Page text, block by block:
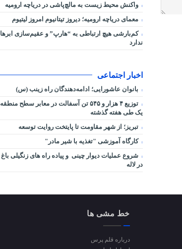
واکنش محیط زیست به مالچ‌پاشی در دریاچه ارومیه
معمای دریاچه ارومیه؛ دیروز تیتانیوم امروز لیتیوم
کم‌بارشی هیچ ارتباطی به “هارپ” و عقیم‌سازی ابرها
ندارد
اخبار اجتماعی
بانوان عاشورایی؛ ادامه‌دهندگان راه زینب (س)
توزیع ۴ هزار و ۵۴۵ تن آسفالت در معابر سطح منطقه
یک طی هفته گذشته
تبریز؛ از شهر مقاومت تا پایتخت روایت توسعه
کارگاه آموزشی "تغذیه با شیر مادر"
شروع عملیات دیوار چینی و پیاده راه های زنگیلی باغ
در لاله
خط مشی ها
درباره قلم پرس